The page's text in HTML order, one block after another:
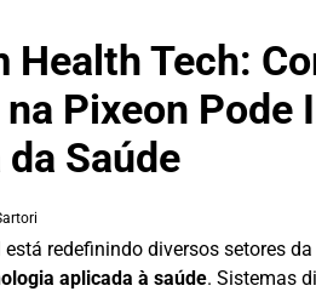
Health Tech:
Pixeon
Saúde
redefinindo diversos setores
aplicada à saúde. Sistemas